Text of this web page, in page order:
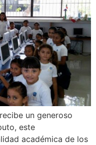
un generoso
este
académica de los